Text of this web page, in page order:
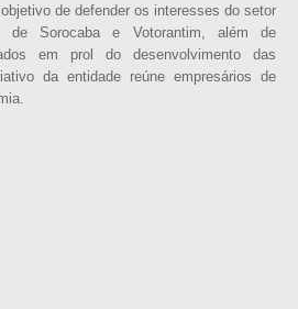
de defender os interesses do setor
de Sorocaba e Votorantim, além de
em prol do desenvolvimento das
da entidade reúne empresários de